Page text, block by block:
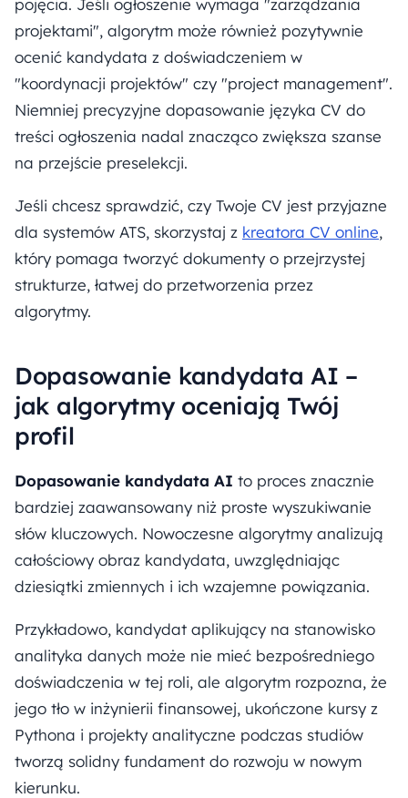
pojęcia. Jeśli ogłoszenie wymaga "zarządzania
projektami", algorytm może również pozytywnie
ocenić kandydata z doświadczeniem w
"koordynacji projektów" czy "project management".
Niemniej precyzyjne dopasowanie języka CV do
treści ogłoszenia nadal znacząco zwiększa szanse
na przejście preselekcji.
Jeśli chcesz sprawdzić, czy Twoje CV jest przyjazne
dla systemów ATS, skorzystaj z kreatora CV online,
który pomaga tworzyć dokumenty o przejrzystej
strukturze, łatwej do przetworzenia przez
algorytmy.
Dopasowanie kandydata AI –
jak algorytmy oceniają Twój
profil
Dopasowanie kandydata AI to proces znacznie
bardziej zaawansowany niż proste wyszukiwanie
słów kluczowych. Nowoczesne algorytmy analizują
całościowy obraz kandydata, uwzględniając
dziesiątki zmiennych i ich wzajemne powiązania.
Przykładowo, kandydat aplikujący na stanowisko
analityka danych może nie mieć bezpośredniego
doświadczenia w tej roli, ale algorytm rozpozna, że
jego tło w inżynierii finansowej, ukończone kursy z
Pythona i projekty analityczne podczas studiów
tworzą solidny fundament do rozwoju w nowym
kierunku.